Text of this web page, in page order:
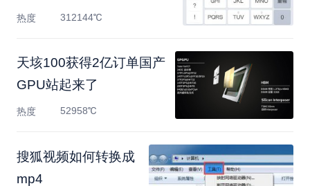
热度 312144℃
天垓100获得2亿订单国产
GPU站起来了
热度 52958℃
搜狐视频如何转换成
mp4